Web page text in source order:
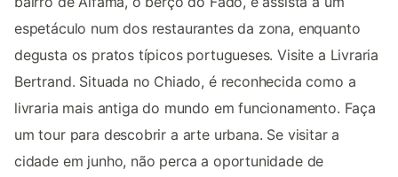
espetáculo num dos restaurantes da zona, enquanto
degusta os pratos típicos portugueses. Visite a Livraria
Bertrand. Situada no Chiado, é reconhecida como a
livraria mais antiga do mundo em funcionamento. Faça
um tour para descobrir a arte urbana. Se visitar a
cidade em junho, não perca a oportunidade de